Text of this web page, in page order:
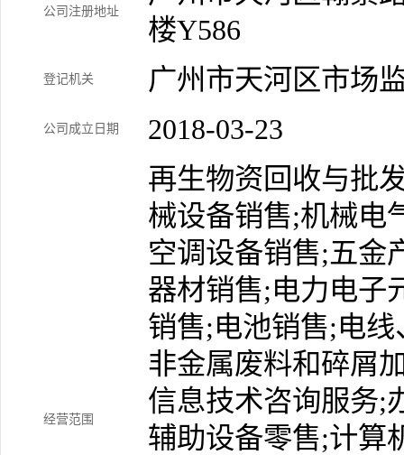
公司注册地址
楼Y586
登记机关 广州市天河区市场
公司成立日期 2018-03-23
经营范围
再生物资回收与批
械设备销售;机械电
空调设备销售;五金
器材销售;电力电子
销售;电池销售;电
非金属废料和碎屑
信息技术咨询服务;
辅助设备零售;计算